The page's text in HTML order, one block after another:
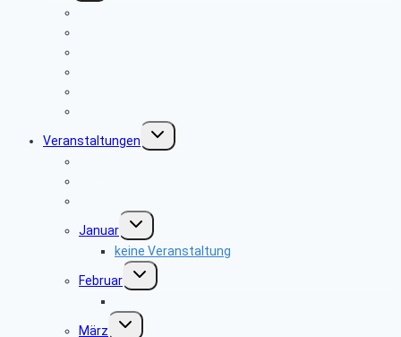
Veranstaltungen
Untermenü
umschalten
Januar
Untermenü
umschalten
keine Veranstaltung
Februar
Untermenü
umschalten
März
Untermenü
umschalten